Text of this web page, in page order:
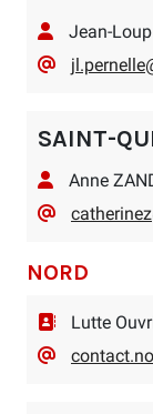
Jean-
SAINT-
Anne
NORD
Lutte